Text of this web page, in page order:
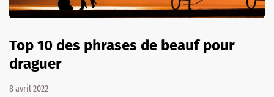
Top 10 des phrases de beauf pour
draguer
8 avril 2022